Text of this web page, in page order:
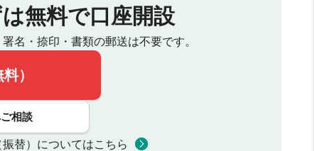
無料で口座開設
署名・捺印・書類の郵送は不要です。
）
相談
替）についてはこちら